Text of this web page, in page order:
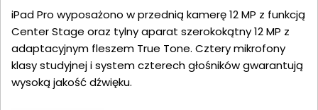
iPad Pro wyposażono w przednią kamerę 12 MP z funkcją
Center Stage oraz tylny aparat szerokokątny 12 MP z
adaptacyjnym fleszem True Tone. Cztery mikrofony
klasy studyjnej i system czterech głośników gwarantują
wysoką jakość dźwięku.